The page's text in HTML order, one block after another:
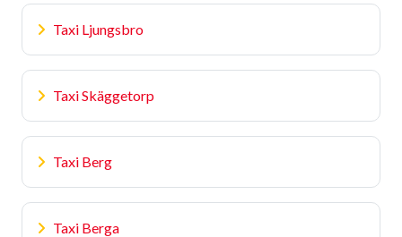
Taxi Ljungsbro
Taxi Skäggetorp
Taxi Berg
Taxi Berga